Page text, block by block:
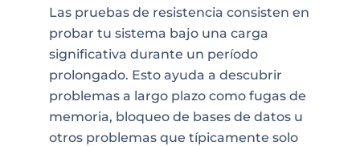
Las pruebas de resistencia consisten en
probar tu sistema bajo una carga
significativa durante un período
prolongado. Esto ayuda a descubrir
problemas a largo plazo como fugas de
memoria, bloqueo de bases de datos u
otros problemas que típicamente solo